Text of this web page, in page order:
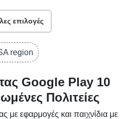
επιλογές
region
Google Play 10
Πολιτείες
με εφαρμογές και παιχνίδια με